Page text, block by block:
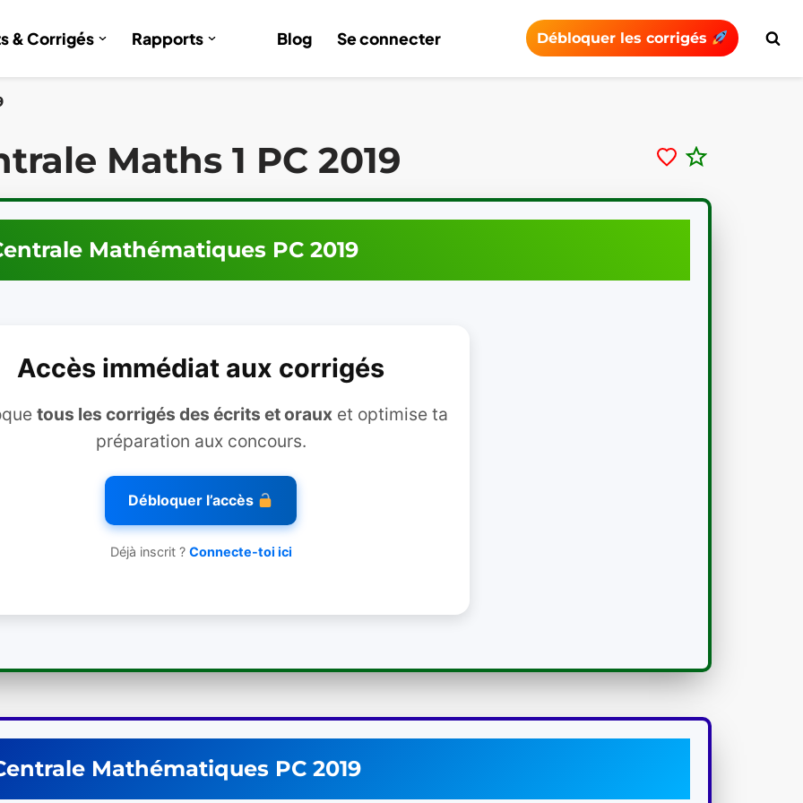
& Corrigés Rapports Blog Se connecter Débloquer les corrigés
Maths 1 PC 2019
Mathématiques PC 2019
Accès immédiat aux corrigés
tous les corrigés des écrits et orauxet optimise ta
préparation aux concours.
Débloquer l’accès
Déjà inscrit ? Connecte-toi ici
Mathématiques PC 2019